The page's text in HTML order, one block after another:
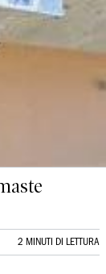
2 MINUTI DI LETTURA